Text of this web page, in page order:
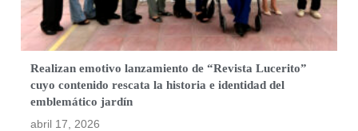
Realizan emotivo lanzamiento de “Revista Lucerito”
cuyo contenido rescata la historia e identidad del
emblemático jardín
abril 17, 2026